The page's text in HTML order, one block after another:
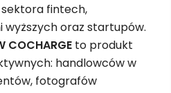
fintech,
wyższych oraz startupów.
to produkt
handlowców w
fotografów